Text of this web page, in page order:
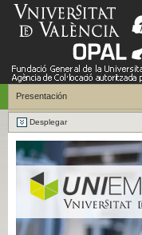
Presentación
Desplegar